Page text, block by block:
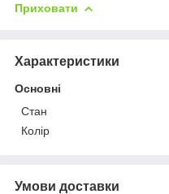
Приховати
Характеристики
Основні
Стан
Колір
Умови доставки